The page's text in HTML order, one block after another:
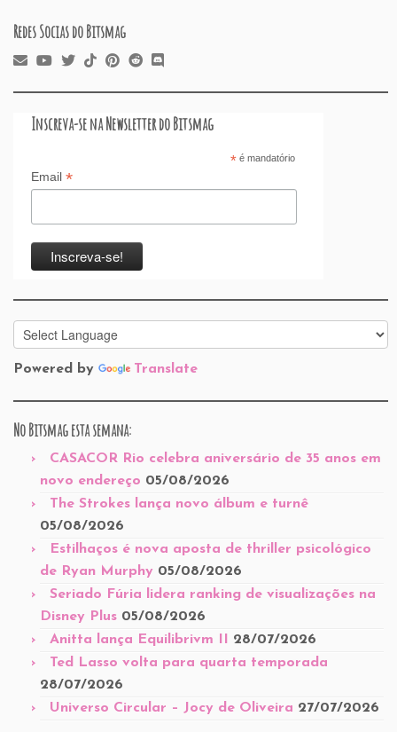
Redes Socias do Bitsmag
Inscreva-se na Newsletter do Bitsmag
*é mandatório
Email *
Powered by Translate
No Bitsmag esta semana:
CASACOR Rio celebra aniversário de 35 anos em
novo endereço 05/08/2026
The Strokes lança novo álbum e turnê
05/08/2026
Estilhaços é nova aposta de thriller psicológico
de Ryan Murphy 05/08/2026
Seriado Fúria lidera ranking de visualizações na
Disney Plus 05/08/2026
Anitta lança Equilibrivm II
28/07/2026
Ted Lasso volta para quarta temporada
28/07/2026
Universo Circular – Jocy de Oliveira 27/07/2026